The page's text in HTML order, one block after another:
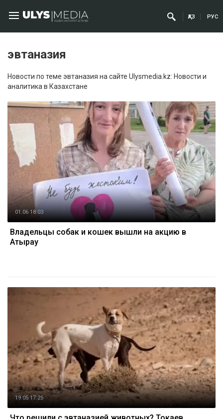
ҚАЗ РУС
эвтаназия
Новости по теме эвтаназия на сайте Ulysmedia.kz: Новости и
аналитика в Казахстане
01.06 18:03
Владельцы собак и кошек вышли на акцию в
Атырау
19.05 17:25